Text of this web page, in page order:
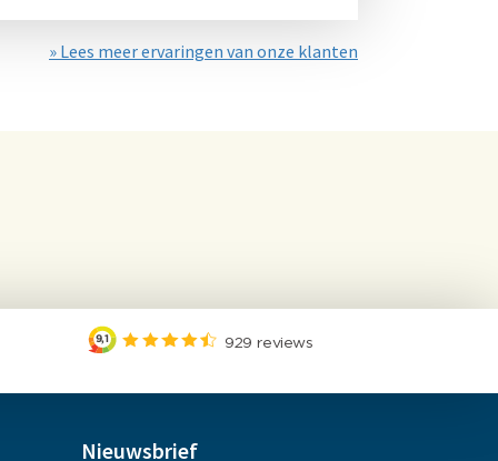
» Lees meer ervaringen van onze klanten
Nieuwsbrief